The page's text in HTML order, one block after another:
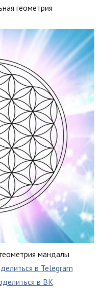
геометрия
мандалы
в Telegram
в ВК